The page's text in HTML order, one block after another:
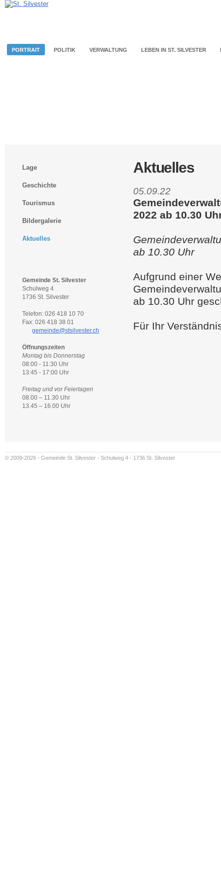
PORTRAIT POLITIK VERWALTUNG LEBEN IN ST. SILVESTER
Lage
Geschichte
Tourismus
Bildergalerie
Aktuelles
Gemeinde St. Silvester
Schulweg 4
1736 St. Silvester
Telefon: 026 418 10 70
Fax: 026 418 38 01
gemeinde@stsilvester.ch
Öffnungszeiten
Montag bis Donnerstag
08:00 - 11:30 Uhr
13:45 - 17:00 Uhr
Freitag und vor Feiertagen
08.00 – 11.30 Uhr
13.45 – 16.00 Uhr
Aktuelles
05.09.22
2022 ab 10.30
ab 10.30 Uhr
Aufgrund einer
ab 10.30 Uhr
Für Ihr
© 2009-2026 - Gemeinde St. Silvester - Schulweg 4 - 1736 St. Silvester